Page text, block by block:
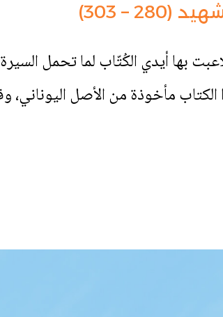
– 303)
بها أيدي الكُتّاب لما تحمل
مأخوذة من الأصل